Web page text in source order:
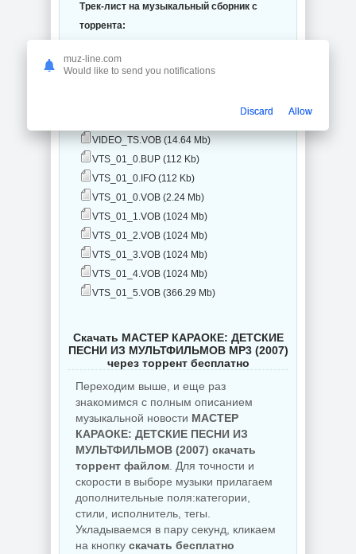
Трек-лист на музыкальный сборник с
торрента:
(karaoke DVD5) (11 файлов)
VIDEO_TS.VOB (14.64 Mb)
VTS_01_0.BUP (112 Kb)
VTS_01_0.IFO (112 Kb)
VTS_01_0.VOB (2.24 Mb)
VTS_01_1.VOB (1024 Mb)
VTS_01_2.VOB (1024 Mb)
VTS_01_3.VOB (1024 Mb)
VTS_01_4.VOB (1024 Mb)
VTS_01_5.VOB (366.29 Mb)
Скачать МАСТЕР КАРАОКЕ: ДЕТСКИЕ
ПЕСНИ ИЗ МУЛЬТФИЛЬМОВ MP3 (2007)
через торрент бесплатно
Переходим выше, и еще раз
знакомимся с полным описанием
музыкальной новости МАСТЕР
КАРАОКЕ: ДЕТСКИЕ ПЕСНИ ИЗ
МУЛЬТФИЛЬМОВ (2007) скачать
торрент файлом . Для точности и
скорости в выборе музыки прилагаем
дополнительные поля:категории,
стили, исполнитель, тегы.
Укладываемся в пару секунд, кликаем
на кнопку скачать бесплатно
muz-line.com
Would like to send you notifications
Discard Allow